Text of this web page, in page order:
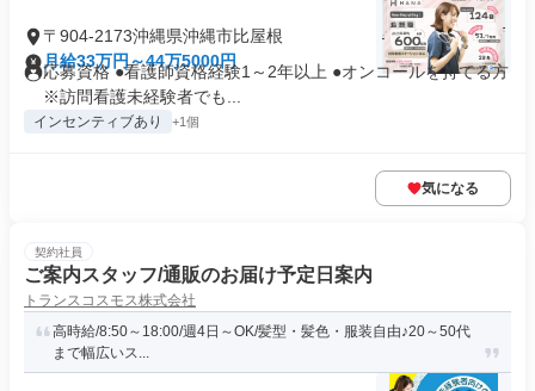
〒904-2173沖縄県沖縄市比屋根
月給33万円～44万5000円
応募資格 ●看護師資格経験1～2年以上 ●オンコールを持てる方
※訪問看護未経験者でも...
インセンティブあり +1個
気になる
契約社員
ご案内スタッフ/通販のお届け予定日案内
トランスコスモス株式会社
高時給/8:50～18:00/週4日～OK/髪型・髪色・服装自由♪20～50代
まで幅広いス...